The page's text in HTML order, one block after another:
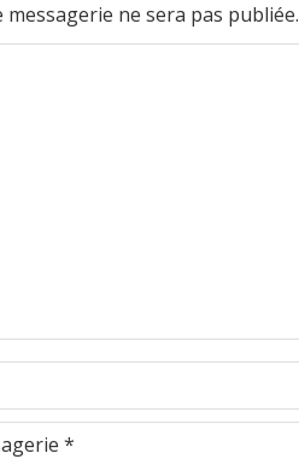
messagerie ne sera pas publiée.
*